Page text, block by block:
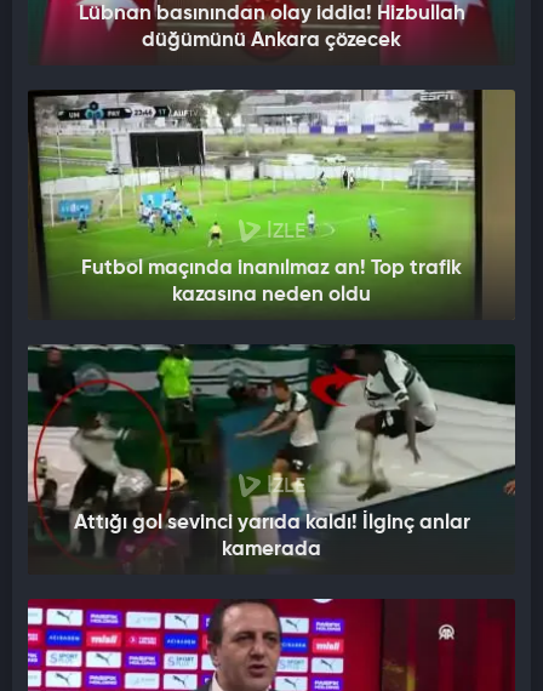
Lübnan basınından olay iddia! Hizbullah
düğümünü Ankara çözecek
İZLE
Futbol maçında inanılmaz an! Top trafik
kazasına neden oldu
İZLE
Attığı gol sevinci yarıda kaldı! İlginç anlar
kamerada